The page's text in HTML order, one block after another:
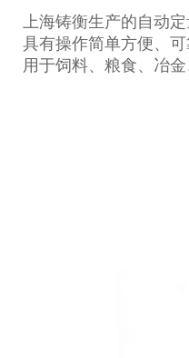
上海铸衡生产的自动
具有操作简单方便、
用于饲料、粮食、冶